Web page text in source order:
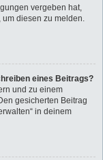
vergeben hat,
diesen zu melden.
eines Beitrags?
und zu einem
gesicherten Beitrag
in deinem